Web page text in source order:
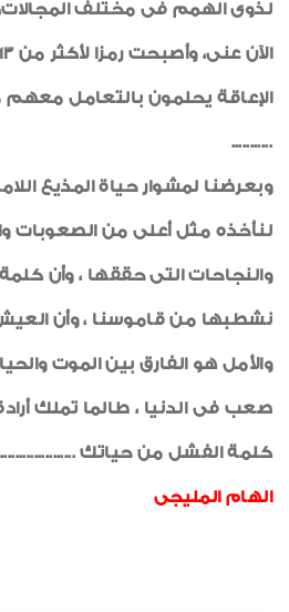
لذوى الهمم فى مختلف
الإعاقة يحلمون بالتعامل
...........
وبعرضنا لمشوار حياة المذيع
لنأخذه مثل أعلى من الصعوبات
والنجاحات التى حققها ، وأن
نشطبها من قاموسنا ، وأن
والأمل هو الفارق بين الموت
صعب فى الدنيا ، طالما تملك
كلمة الفشل من حياتك
الهام المليجى